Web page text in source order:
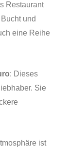
Restaurant
und
eine Reihe
: Dieses
Sie
ist